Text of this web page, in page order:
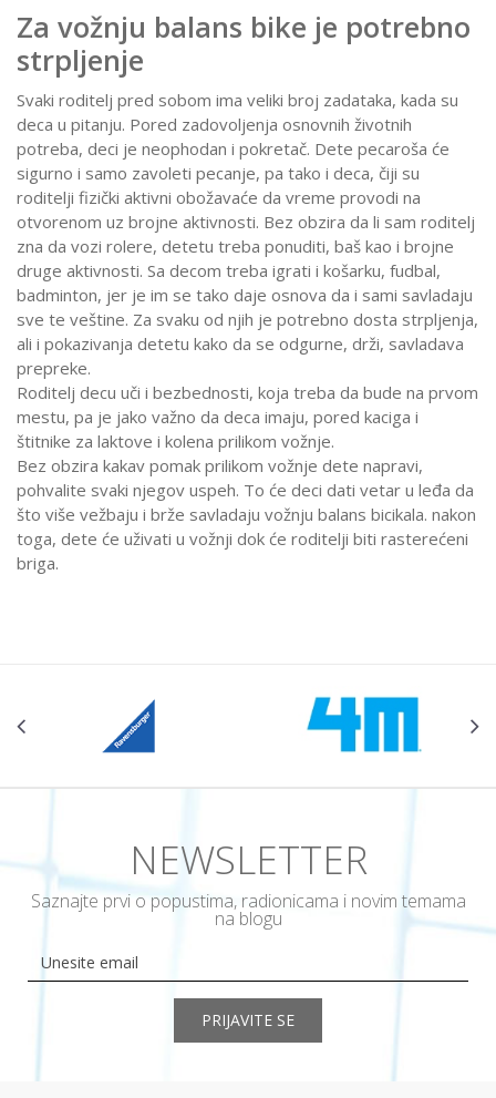
Za vožnju balans bike je potrebno
strpljenje
Svaki roditelj pred sobom ima veliki broj zadataka, kada su
deca u pitanju. Pored zadovoljenja osnovnih životnih
potreba, deci je neophodan i pokretač. Dete pecaroša će
sigurno i samo zavoleti pecanje, pa tako i deca, čiji su
roditelji fizički aktivni obožavaće da vreme provodi na
otvorenom uz brojne aktivnosti. Bez obzira da li sam roditelj
zna da vozi rolere, detetu treba ponuditi, baš kao i brojne
druge aktivnosti. Sa decom treba igrati i košarku, fudbal,
badminton, jer je im se tako daje osnova da i sami savladaju
sve te veštine. Za svaku od njih je potrebno dosta strpljenja,
ali i pokazivanja detetu kako da se odgurne, drži, savladava
prepreke.
Roditelj decu uči i bezbednosti, koja treba da bude na prvom
mestu, pa je jako važno da deca imaju, pored kaciga i
štitnike za laktove i kolena prilikom vožnje.
Bez obzira kakav pomak prilikom vožnje dete napravi,
pohvalite svaki njegov uspeh. To će deci dati vetar u leđa da
što više vežbaju i brže savladaju vožnju balans bicikala. nakon
toga, dete će uživati u vožnji dok će roditelji biti rasterećeni
briga.
NEWSLETTER
Saznajte prvi o popustima, radionicama i novim temama
na blogu
PRIJAVITE SE